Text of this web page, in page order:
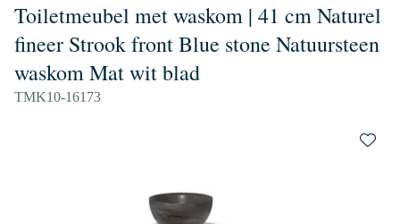
Toiletmeubel met waskom | 41 cm Naturel
fineer Strook front Blue stone Natuursteen
waskom Mat wit blad
TMK10-16173